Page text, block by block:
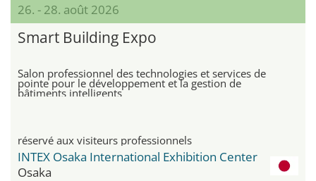
26. - 28. août 2026
Smart Building Expo
Salon professionnel des technologies et services de
pointe pour le développement et la gestion de
bâtiments intelligents
réservé aux visiteurs professionnels
INTEX Osaka International Exhibition Center
Osaka